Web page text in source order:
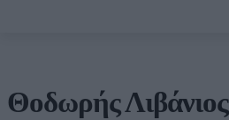
Θοδωρής Λιβάνιος